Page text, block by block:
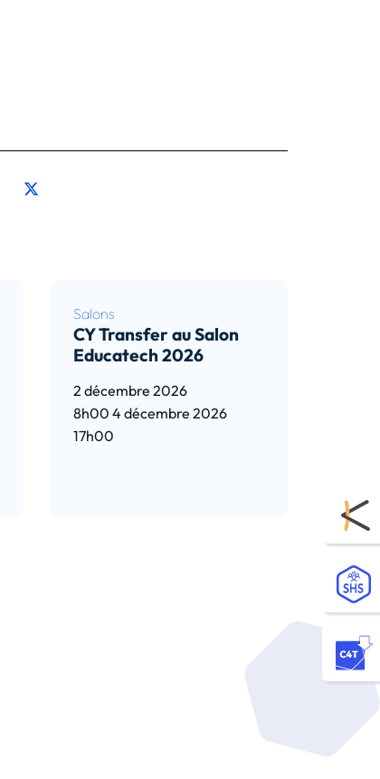
Salons
CY Transfer au Salon
Educatech 2026
2 décembre 2026
8h00 4 décembre 2026
17h00